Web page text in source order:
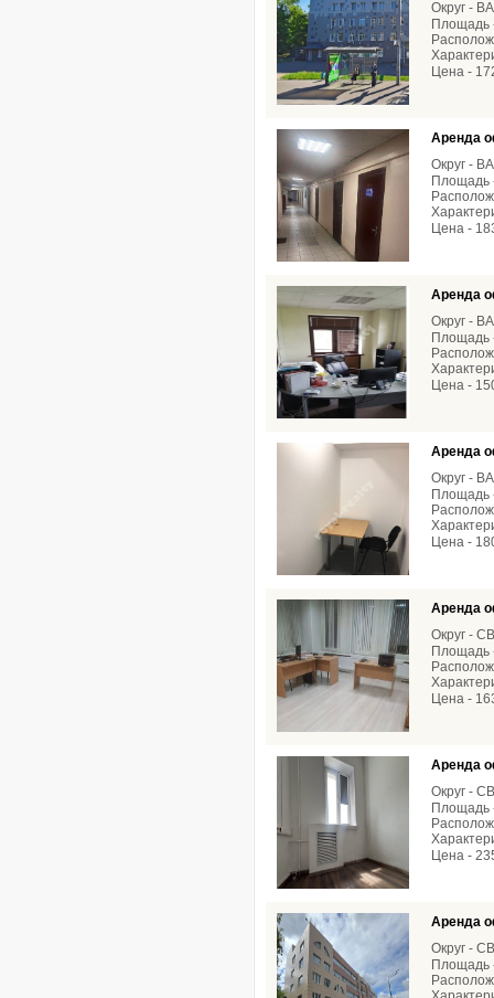
Округ -
Площадь
Цена -
Аренда
Округ -
Площадь
Цена -
Аренда
Округ -
Площадь
Цена -
Аренда
Округ -
Площадь
Цена -
Аренда
Округ -
Площадь
Цена -
Аренда
Округ -
Площадь
Цена -
Аренда
Округ -
Площадь